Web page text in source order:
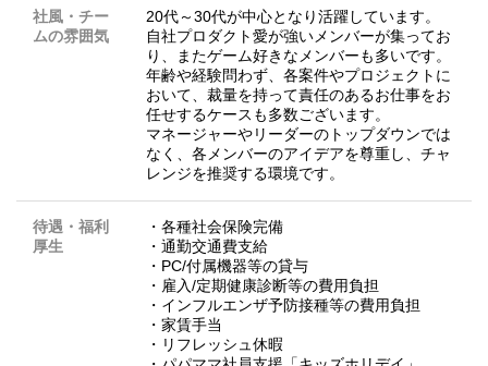
社風・チー
ムの雰囲気
20代～30代が中心となり活躍しています。
自社プロダクト愛が強いメンバーが集ってお
り、またゲーム好きなメンバーも多いです。
年齢や経験問わず、各案件やプロジェクトに
おいて、裁量を持って責任のあるお仕事をお
任せするケースも多数ございます。
マネージャーやリーダーのトップダウンでは
なく、各メンバーのアイデアを尊重し、チャ
レンジを推奨する環境です。
待遇・福利
厚生
・各種社会保険完備
・通勤交通費支給
・PC/付属機器等の貸与
・雇入/定期健康診断等の費用負担
・インフルエンザ予防接種等の費用負担
・家賃手当
・リフレッシュ休暇